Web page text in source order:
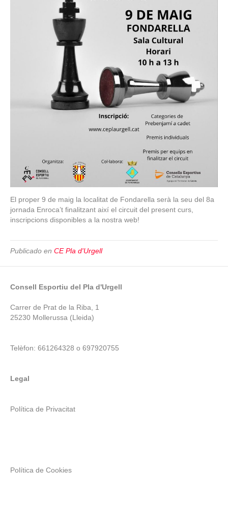
El proper 9 de maig la localitat de Fondarella serà la seu del 8a
jornada Enroca’t finalitzant així el circuit del present curs,
inscripcions disponibles a la nostra web!
Publicado en CE Pla d'Urgell
Consell Esportiu del Pla d'Urgell
Carrer de Prat de la Riba, 1
25230 Mollerussa (Lleida)
Telèfon: 661264328 o 697920755
Legal
Política de Privacitat
Política de Cookies